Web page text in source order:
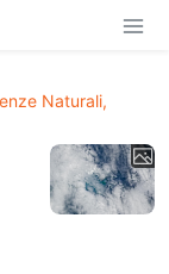
Naturali,